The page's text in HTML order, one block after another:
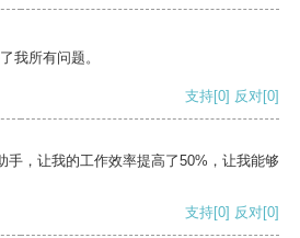
我所有问题。
支持[0] 反对[0]
手，让我的工作效率提高了50%，让我能够
支持[0] 反对[0]